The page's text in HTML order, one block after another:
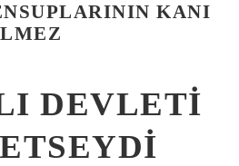
KANI
DEVLETI